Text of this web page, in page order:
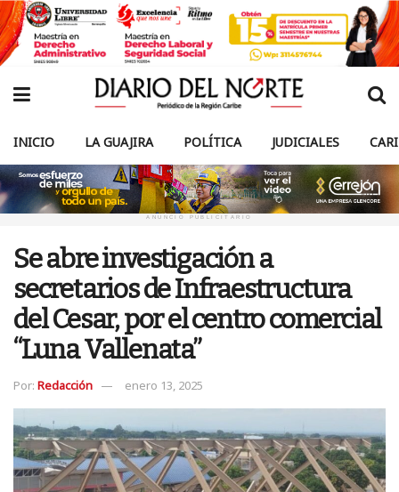
INICIO LA GUAJIRA POLÍTICA JUDICIALES
ANUNCIO PUBLICITARIO
Se abre investigación a
secretarios de Infraestructura
del Cesar, por el centro comercial
“Luna Vallenata”
Por: Redacción enero 13, 2025